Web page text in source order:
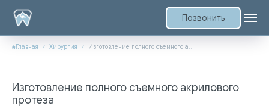
Позвонить
Главная Хирургия Изготовление полного съемного акрилового протеза
Изготовление полного съемного акрилового
протеза